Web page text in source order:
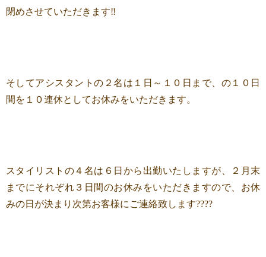
閉めさせていただきます‼
そしてアシスタントの２名は１日～１０日まで、の１０日
間を１０連休としてお休みをいただきます。
スタイリストの４名は６日から出勤いたしますが、２月末
までにそれぞれ３日間のお休みをいただきますので、お休
みの日が決まり次第お客様にご連絡致します????